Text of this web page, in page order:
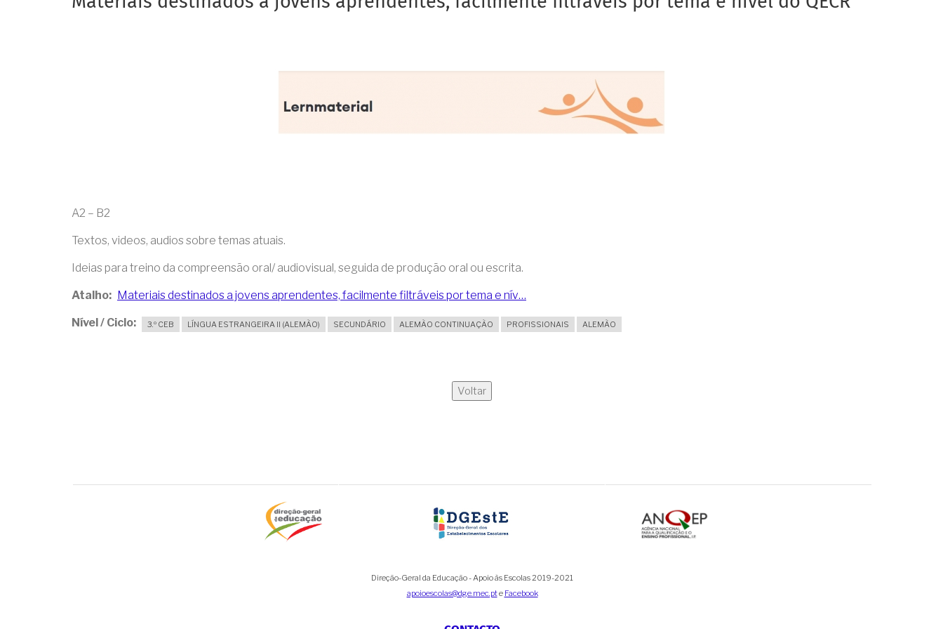
A2 – B2
Textos, videos, audios sobre temas atuais.
Ideias para treino da compreensão oral/ audiovisual, seguida de produção oral ou escrita.
Atalho Materiais destinados a jovens aprendentes, facilmente filtráveis por tema e nív…
Nível / Ciclo 3.º CEB LÍNGUA ESTRANGEIRA II (ALEMÃO) SECUNDÁRIO ALEMÃO CONTINUAÇÃO PROFISSIONAIS ALEMÃO
Voltar
Direção-Geral da Educação - Apoio às Escolas 2019-2021
apoioescolas@dge.mec.pte Facebook